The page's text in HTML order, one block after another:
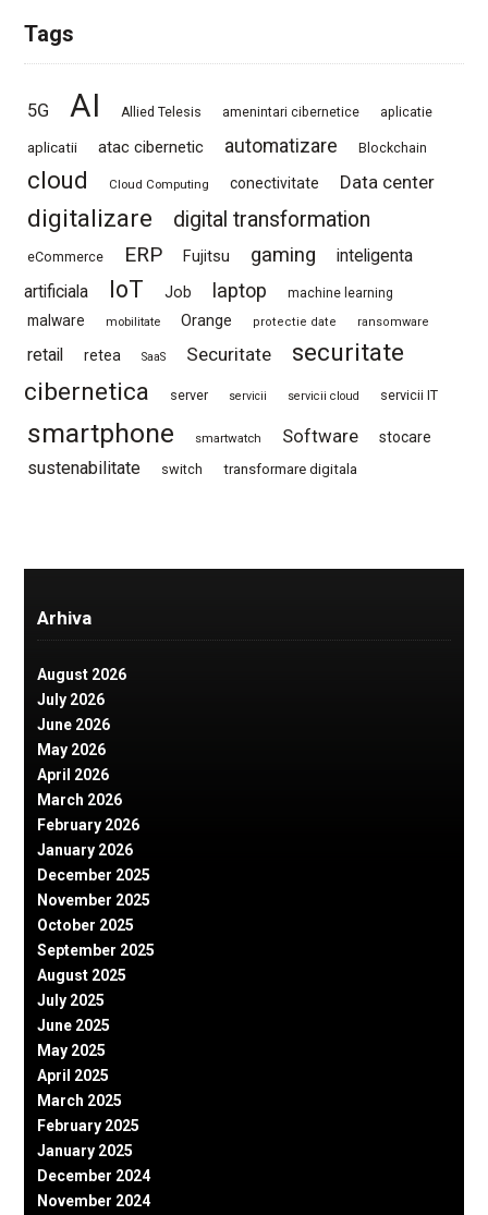
Tags
5G AI Allied Telesis amenintari cibernetice aplicatie
aplicatii atac cibernetic automatizare Blockchain
cloud Cloud Computing conectivitate Data center
digitalizare digital transformation
eCommerce ERP Fujitsu gaming
inteligenta
artificiala
IoT Job laptop machine learning
malware mobilitate Orange protectie date ransomware
retail retea SaaS Securitate
securitate
cibernetica
server servicii servicii cloud servicii IT
smartphone smartwatch Software stocare
sustenabilitate switch transformare digitala
Arhiva
August 2026
July 2026
June 2026
May 2026
April 2026
March 2026
February 2026
January 2026
December 2025
November 2025
October 2025
September 2025
August 2025
July 2025
June 2025
May 2025
April 2025
March 2025
February 2025
January 2025
December 2024
November 2024